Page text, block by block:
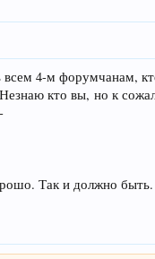
4-м форумчанам,
кто вы, но к
Так и должно быть.